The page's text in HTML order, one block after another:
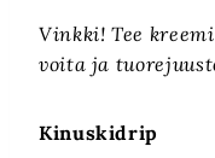
Vinkki! Tee
voita ja
Kinuskidrip